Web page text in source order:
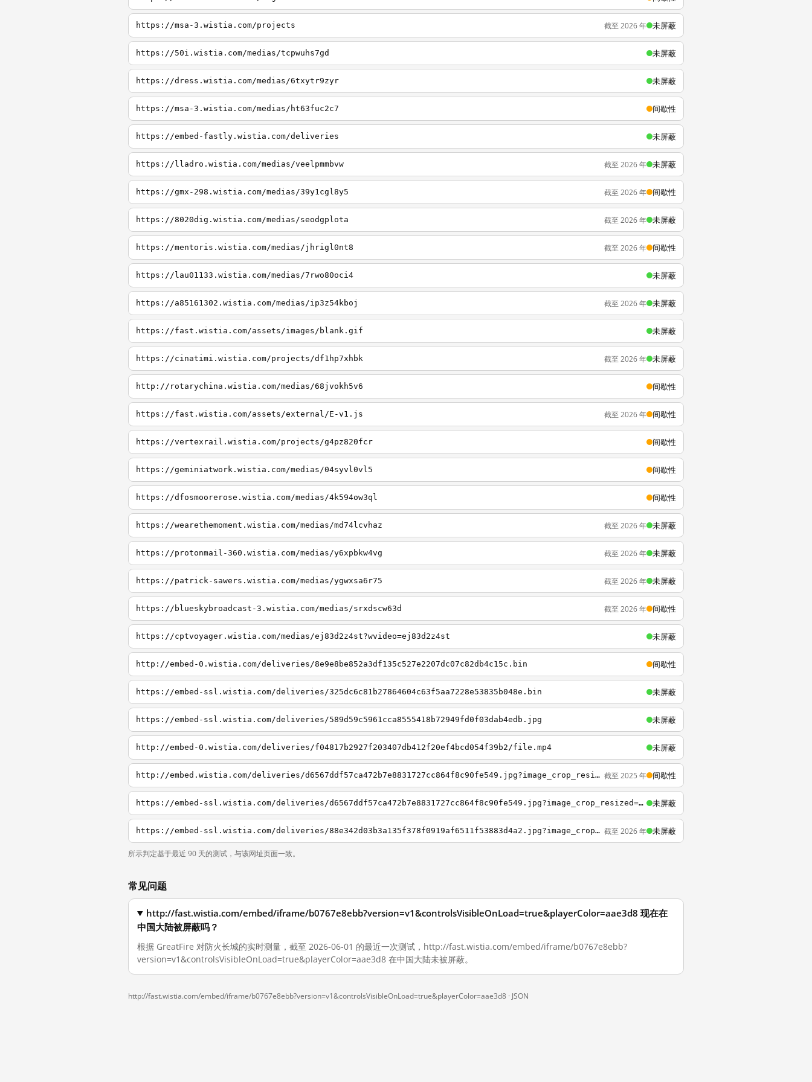
https://msa-3.wistia.com/projects 截至 2026 年 未屏蔽
https://50i.wistia.com/medias/tcpwuhs7gd 未屏蔽
https://dress.wistia.com/medias/6txytr9zyr 未屏蔽
https://msa-3.wistia.com/medias/ht63fuc2c7 间歇性
https://embed-fastly.wistia.com/deliveries 未屏蔽
https://lladro.wistia.com/medias/veelpmmbvw 截至 2026 年 未屏蔽
https://gmx-298.wistia.com/medias/39y1cgl8y5 截至 2026 年 间歇性
https://8020dig.wistia.com/medias/seodgplota 截至 2026 年 未屏蔽
https://mentoris.wistia.com/medias/jhrigl0nt8 截至 2026 年 间歇性
https://lau01133.wistia.com/medias/7rwo80oci4 未屏蔽
https://a85161302.wistia.com/medias/ip3z54kboj 截至 2026 年 未屏蔽
https://fast.wistia.com/assets/images/blank.gif 未屏蔽
https://cinatimi.wistia.com/projects/df1hp7xhbk 截至 2026 年 未屏蔽
http://rotarychina.wistia.com/medias/68jvokh5v6 间歇性
https://fast.wistia.com/assets/external/E-v1.js 截至 2026 年 间歇性
https://vertexrail.wistia.com/projects/g4pz820fcr 间歇性
https://geminiatwork.wistia.com/medias/04syvl0vl5 间歇性
https://dfosmoorerose.wistia.com/medias/4k594ow3ql 间歇性
https://wearethemoment.wistia.com/medias/md74lcvhaz 截至 2026 年 未屏蔽
https://protonmail-360.wistia.com/medias/y6xpbkw4vg 截至 2026 年 未屏蔽
https://patrick-sawers.wistia.com/medias/ygwxsa6r75 截至 2026 年 未屏蔽
https://blueskybroadcast-3.wistia.com/medias/srxdscw63d 截至 2026 年 间歇性
https://cptvoyager.wistia.com/medias/ej83d2z4st?wvideo=ej83d2z4st 未屏蔽
http://embed-0.wistia.com/deliveries/8e9e8be852a3df135c527e2207dc07c82db4c15c.bin 间歇性
https://embed-ssl.wistia.com/deliveries/325dc6c81b27864604c63f5aa7228e53835b048e.bin 未屏蔽
https://embed-ssl.wistia.com/deliveries/589d59c5961cca8555418b72949fd0f03dab4edb.jpg 未屏蔽
http://embed-0.wistia.com/deliveries/f04817b2927f203407db412f20ef4bcd054f39b2/file.mp4 未屏蔽
http://embed.wistia.com/deliveries/d6567ddf57ca472b7e8831727cc864f8c90fe549.jpg?image_crop_resized=960x540 截至 2025 年 间歇性
https://embed-ssl.wistia.com/deliveries/d6567ddf57ca472b7e8831727cc864f8c90fe549.jpg?image_crop_resized=960x540 未屏蔽
https://embed-ssl.wistia.com/deliveries/88e342d03b3a135f378f0919af6511f53883d4a2.jpg?image_crop_resized=640x360 截至 2026 年 未屏蔽
所示判定基于最近 90 天的测试，与该网址页面一致。
常见问题
http://fast.wistia.com/embed/iframe/b0767e8ebb?version=v1&controlsVisibleOnLoad=true&playerColor=aae3d8 现在在
中国大陆被屏蔽吗？
根据 GreatFire 对防火长城的实时测量，截至 2026-06-01 的最近一次测试，http://fast.wistia.com/embed/iframe/b0767e8ebb?
version=v1&controlsVisibleOnLoad=true&playerColor=aae3d8 在中国大陆未被屏蔽。
http://fast.wistia.com/embed/iframe/b0767e8ebb?version=v1&controlsVisibleOnLoad=true&playerColor=aae3d8 · JSON